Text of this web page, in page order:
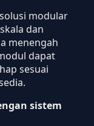
modular
dan
menengah
dapat
sesuai
sistem